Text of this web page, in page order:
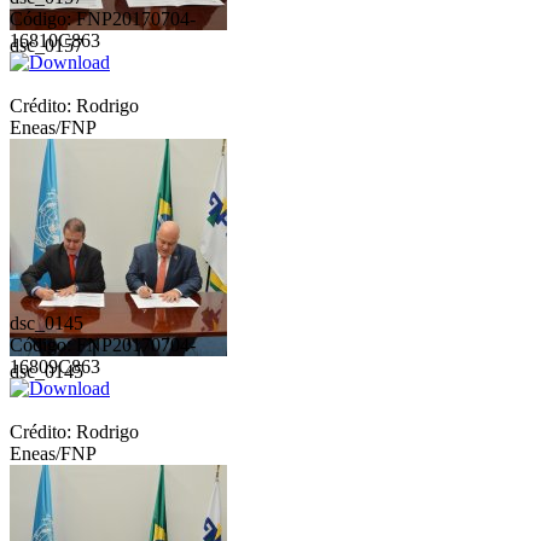
dsc_0157
Código: FNP20170704-
16810C863
Crédito: Rodrigo
Eneas/FNP
dsc_0145
dsc_0145
Código: FNP20170704-
16809C863
Crédito: Rodrigo
Eneas/FNP